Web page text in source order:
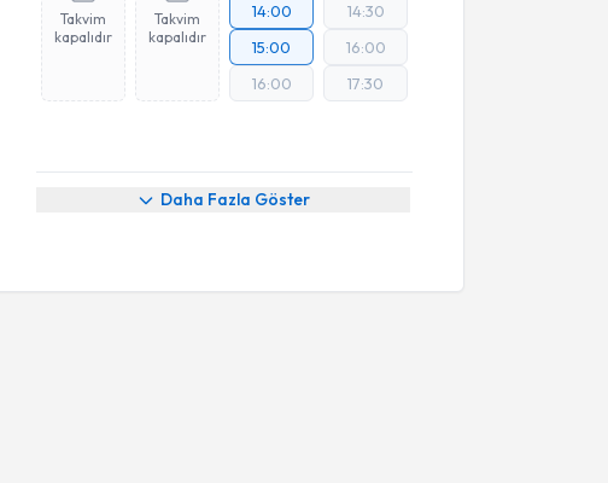
Takvim
kapalıdır
Takvim
kapalıdır
14:00
15:00
16:00
14:30
16:00
17:30
Daha Fazla Göster